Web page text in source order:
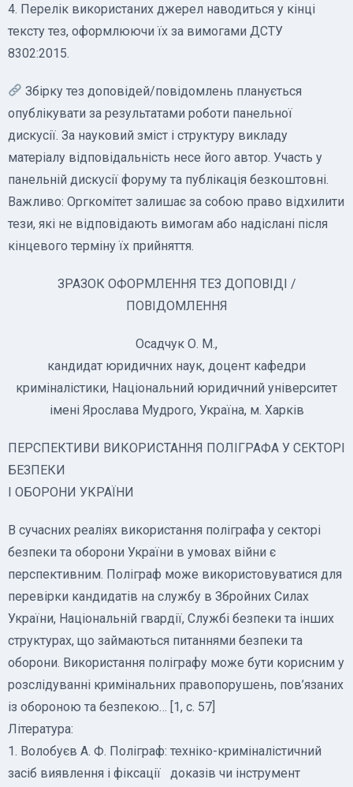
4. Перелік використаних джерел наводиться у кінці
тексту тез, оформлюючи їх за вимогами ДСТУ
8302:2015.
Збірку тез доповідей/повідомлень планується
опублікувати за результатами роботи панельної
дискусії. За науковий зміст і структуру викладу
матеріалу відповідальність несе його автор. Участь у
панельній дискусії форуму та публікація безкоштовні.
Важливо: Оргкомітет залишає за собою право відхилити
тези, які не відповідають вимогам або надіслані після
кінцевого терміну їх прийняття.
ЗРАЗОК ОФОРМЛЕННЯ ТЕЗ ДОПОВІДІ /
ПОВІДОМЛЕННЯ
Осадчук О. М.,
кандидат юридичних наук, доцент кафедри
криміналістики, Національний юридичний університет
імені Ярослава Мудрого, Україна, м. Харків
ПЕРСПЕКТИВИ ВИКОРИСТАННЯ ПОЛІГРАФА У СЕКТОРІ
БЕЗПЕКИ
І ОБОРОНИ УКРАЇНИ
В сучасних реаліях використання поліграфа у секторі
безпеки та оборони України в умовах війни є
перспективним. Поліграф може використовуватися для
перевірки кандидатів на службу в Збройних Силах
України, Національній гвардії, Службі безпеки та інших
структурах, що займаються питаннями безпеки та
оборони. Використання поліграфу може бути корисним у
розслідуванні кримінальних правопорушень, пов’язаних
із обороною та безпекою… [1, с. 57]
Література:
1. Волобуєв А. Ф. Поліграф: техніко-криміналістичний
засіб виявлення і фіксації доказів чи інструмент